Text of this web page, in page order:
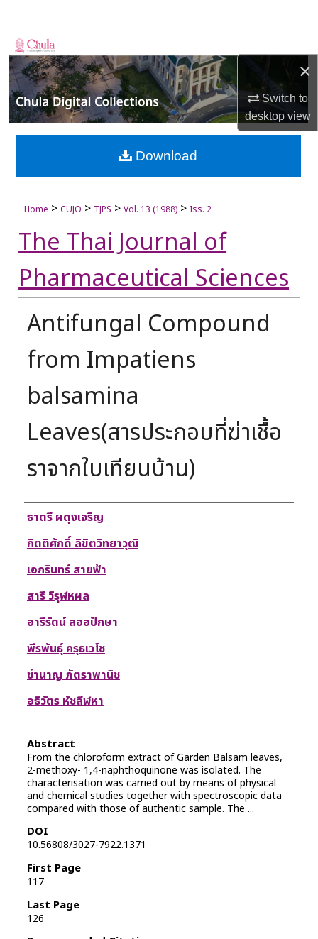
×
Switch to
desktopview
Browse Collections
My Account
About
Digital Commons Network™
Home > CUJO > TJPS > Vol. 13 (1988) > Iss. 2
The Thai Journal of
Pharmaceutical Sciences
Antifungal Compound
from Impatiens
balsamina
Leaves(สารประกอบที่ฆ่าเชื้อ
ราจากใบเทียนบ้าน)
Authors
ธาตรี ผดุงเจริญ
กิตติศักดิ์ ลิขิตวิทยาวุฒิ
เอกรินทร์ สายฟ้า
สารี วิรุฬหผล
อารีรัตน์ ลออปักษา
พีรพันธุ์ ครุธเวโช
ชำนาญ ภัตราพานิช
อธิวัตร หัชลีฬหา
Abstract
From the chloroform extract of Garden Balsam leaves,
2-methoxy- 1,4-naphthoquinone was isolated. The
characterisation was carried out by means of physical
and chemical studies together with spectroscopic data
compared with those of authentic sample. The ...
DOI
10.56808/3027-7922.1371
First Page
117
Last Page
126
Download